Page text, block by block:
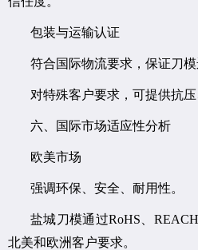
包装与运输认证
符合国际物流要求，保证刀
对特殊客户要求，可提供抗
六、国际市场适应性分析
欧美市场
强调环保、安全、耐用性。
盐城刀模通过RoHS、
北美和欧洲客户要求。